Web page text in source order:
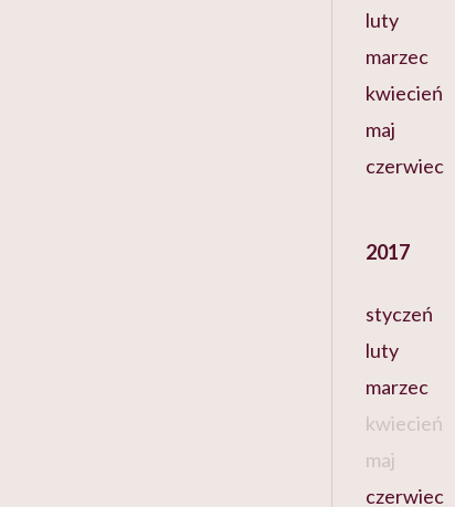
luty
marzec
kwiecień
maj
czerwiec
2017
styczeń
luty
marzec
kwiecień
maj
czerwiec